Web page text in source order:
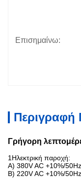
Επισημαίνω:
Περιγραφή
Γρήγορη
1Ηλεκτρική παροχή:
Α) 380V AC +10%/
Β) 220V AC +10%/